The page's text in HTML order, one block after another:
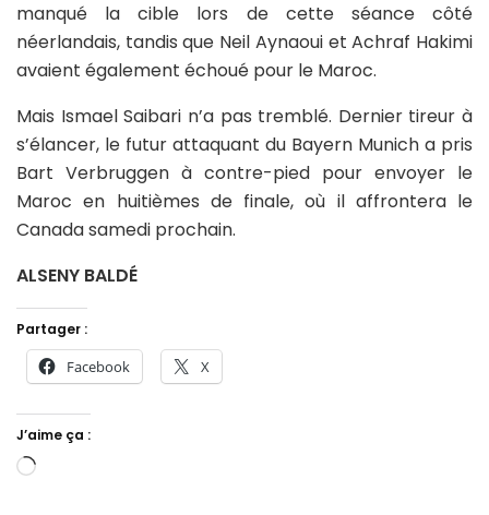
manqué la cible lors de cette séance côté
néerlandais, tandis que Neil Aynaoui et Achraf Hakimi
avaient également échoué pour le Maroc.
Mais Ismael Saibari n’a pas tremblé. Dernier tireur à
s’élancer, le futur attaquant du Bayern Munich a pris
Bart Verbruggen à contre-pied pour envoyer le
Maroc en huitièmes de finale, où il affrontera le
Canada samedi prochain.
ALSENY BALDÉ
Partager :
Facebook X
J’aime ça :
Chargement…